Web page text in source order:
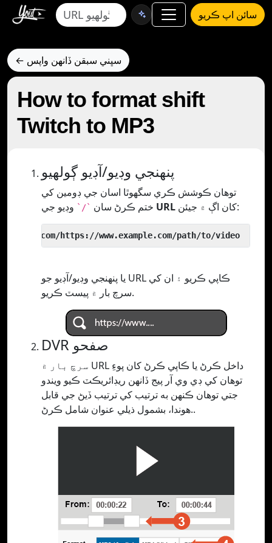
سائن اپ ڪريو
← سڀني سبقن ڏانهن واپس
How to format shift
Twitch to MP3
پنھنجي وڊيو/آڊيو ڳولھيو
توھان ڪوشش ڪري سگھوٿا اسان جي ڊومين کي
ختم ڪرڻ سان `/` URL کان اڳ ۾ جيئن:
يا پنھنجي وڊيو/آڊيو جو URL ڪاپي ڪريو ۽ ان کي
سرچ بار ۾ پيسٽ ڪريو.
DVR صفحو
سرچ بار ۾ URL داخل ڪرڻ يا ڪاپي ڪرڻ کان پوءِ
توهان کي ڊي وي آر پيج ڏانهن ريڊائريڪٽ ڪيو ويندو
جتي توهان ڪنهن به ترتيب کي ترتيب ڏيڻ جي قابل
هوندا، بشمول ذيلي عنوان شامل ڪرڻ..